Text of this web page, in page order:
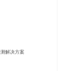
解决方案